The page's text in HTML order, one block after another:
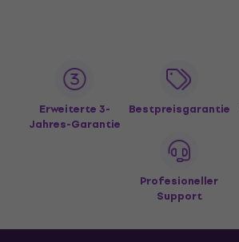
Erweiterte 3-
Jahres-Garantie
Bestpreisgarantie
Profesioneller
Support